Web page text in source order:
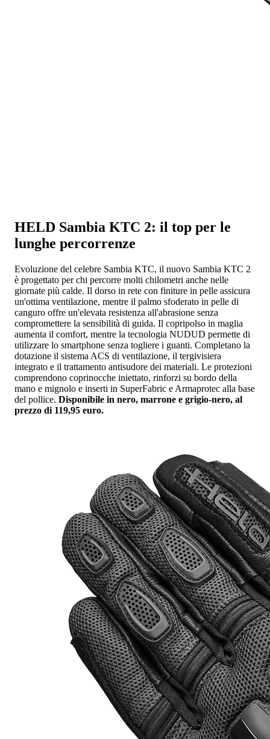
HELD Sambia KTC 2: il top per le
lunghe percorrenze
Evoluzione del celebre Sambia KTC, il nuovo Sambia KTC 2
è progettato per chi percorre molti chilometri anche nelle
giornate più calde. Il dorso in rete con finiture in pelle assicura
un'ottima ventilazione, mentre il palmo sfoderato in pelle di
canguro offre un'elevata resistenza all'abrasione senza
compromettere la sensibilità di guida. Il copripolso in maglia
aumenta il comfort, mentre la tecnologia NUDUD permette di
utilizzare lo smartphone senza togliere i guanti. Completano la
dotazione il sistema ACS di ventilazione, il tergivisiera
integrato e il trattamento antisudore dei materiali. Le protezioni
comprendono coprinocche iniettato, rinforzi su bordo della
mano e mignolo e inserti in SuperFabric e Armaprotec alla base
del pollice. Disponibile in nero, marrone e grigio-nero, al
prezzo di 119,95 euro.